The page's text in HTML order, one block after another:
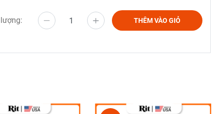
THÊM VÀO GIỎ